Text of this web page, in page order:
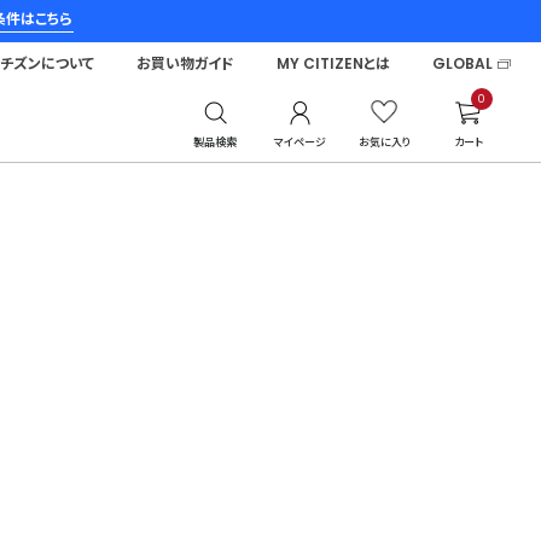
はこちら
製品検索 マイページ お気に入り
0
カート
ズンについて お買い物ガイド MY CITIZENとは GLOBAL